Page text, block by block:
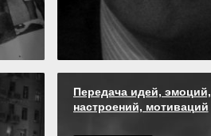
Передача идей, эмоций,
настроений, мотиваций